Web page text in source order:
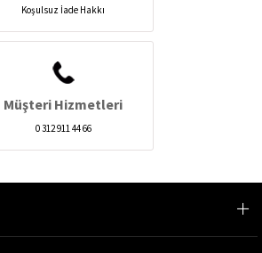
Koşulsuz İade Hakkı
Müşteri Hizmetleri
0 312 911 44 66